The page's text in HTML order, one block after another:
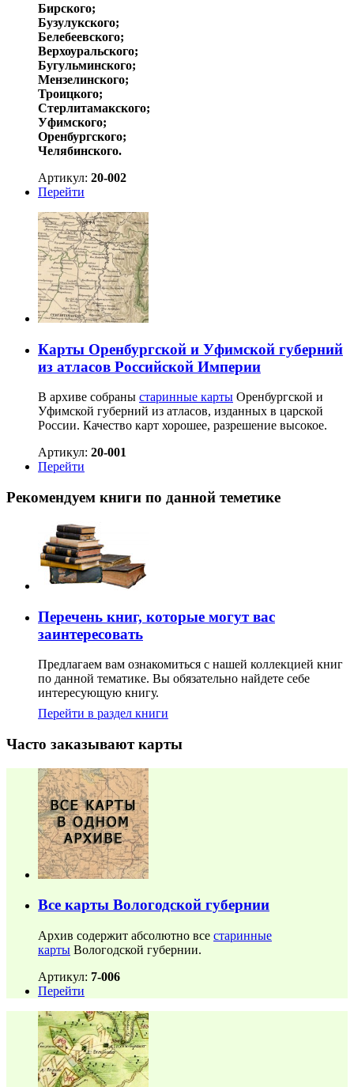
Бирского;
Бузулукского;
Белебеевского;
Верхоуральского;
Бугульминского;
Мензелинского;
Троицкого;
Стерлитамакского;
Уфимского;
Оренбургского;
Челябинского.
Артикул: 20-002
Перейти
Карты Оренбургской и Уфимской губерний
из атласов Российской Империи
В архиве собраны старинные карты Оренбургской и
Уфимской губерний из атласов, изданных в царской
России. Качество карт хорошее, разрешение высокое.
Артикул: 20-001
Перейти
Рекомендуем книги по данной теметике
Перечень книг, которые могут вас
заинтересовать
Предлагаем вам ознакомиться с нашей коллекцией книг
по данной тематике. Вы обязательно найдете себе
интересующую книгу.
Перейти в раздел книги
Часто заказывают карты
Все карты Вологодской губернии
Архив содержит абсолютно все старинные
карты Вологодской губернии.
Артикул: 7-006
Перейти